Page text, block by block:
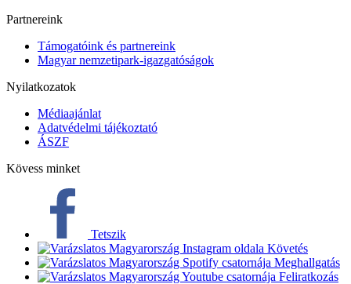
Partnereink
Támogatóink és partnereink
Magyar nemzetipark-igazgatóságok
Nyilatkozatok
Médiaajánlat
Adatvédelmi tájékoztató
ÁSZF
Kövess minket
Tetszik
Követés
Meghallgatás
Feliratkozás